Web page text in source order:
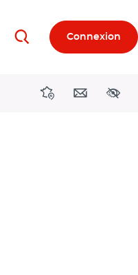
RechercherConnexion
DirectionsContact